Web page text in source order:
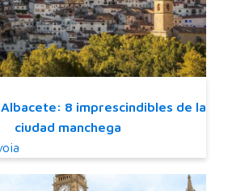
8 imprescindibles de la
ciudad manchega